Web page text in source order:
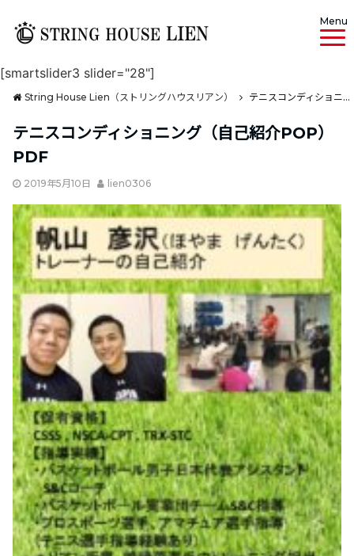
Menu
[smartslider3 slider="28"]
String House Lien（ストリングハウスリアン） テニスコンディショニング（自己紹介POP）PDF
テニスコンディショニング（自己紹介POP）
PDF
2019年5月10日 lien0306